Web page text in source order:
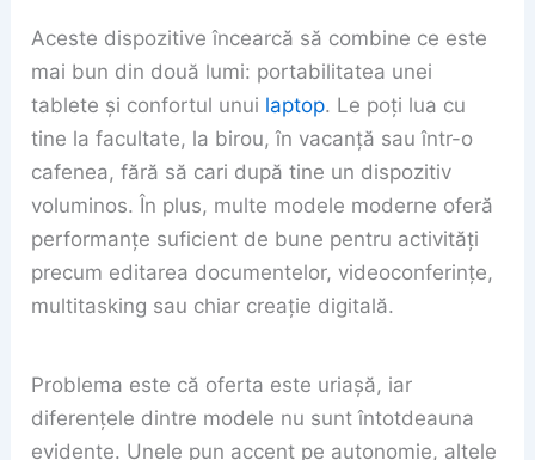
Aceste dispozitive încearcă să combine ce este
mai bun din două lumi: portabilitatea unei
tablete și confortul unui laptop. Le poți lua cu
tine la facultate, la birou, în vacanță sau într-o
cafenea, fără să cari după tine un dispozitiv
voluminos. În plus, multe modele moderne oferă
performanțe suficient de bune pentru activități
precum editarea documentelor, videoconferințe,
multitasking sau chiar creație digitală.
Problema este că oferta este uriașă, iar
diferențele dintre modele nu sunt întotdeauna
evidente. Unele pun accent pe autonomie, altele